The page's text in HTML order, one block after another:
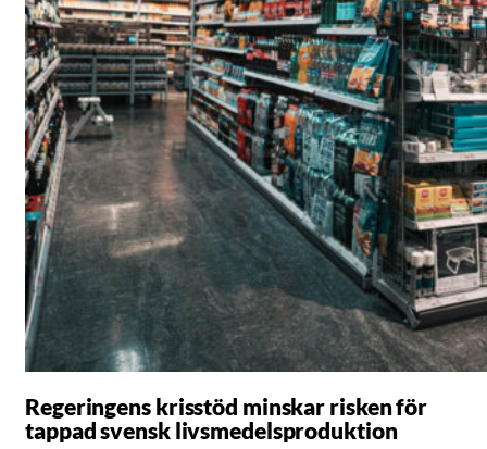
Regeringens krisstöd minskar risken för
tappad svensk livsmedelsproduktion